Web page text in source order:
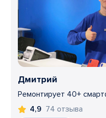
Дмитрий
Ремонтирует 40+
4,9 74 отзыва